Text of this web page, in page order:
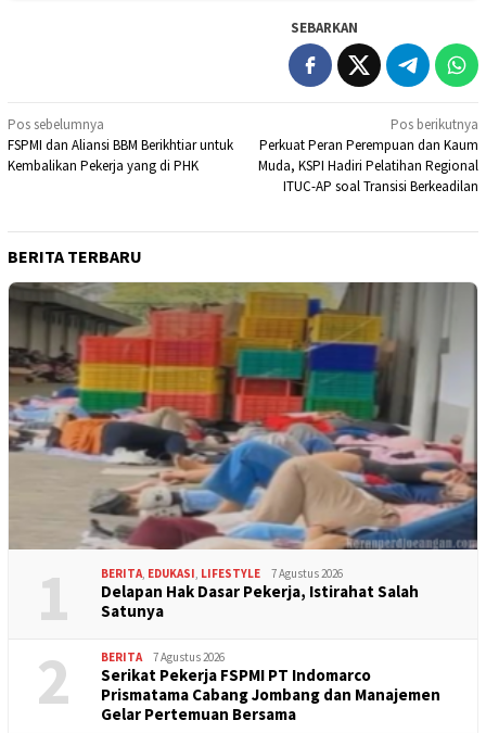
SEBARKAN
Navigasi
pos
Pos sebelumnya
FSPMI dan Aliansi BBM Berikhtiar untuk
Kembalikan Pekerja yang di PHK
Pos berikutnya
Perkuat Peran Perempuan dan Kaum
Muda, KSPI Hadiri Pelatihan Regional
ITUC-AP soal Transisi Berkeadilan
BERITA TERBARU
1 BERITA, EDUKASI, LIFESTYLE 7 Agustus 2026
Delapan Hak Dasar Pekerja, Istirahat Salah
Satunya
2 BERITA 7 Agustus 2026
Serikat Pekerja FSPMI PT Indomarco
Prismatama Cabang Jombang dan Manajemen
Gelar Pertemuan Bersama